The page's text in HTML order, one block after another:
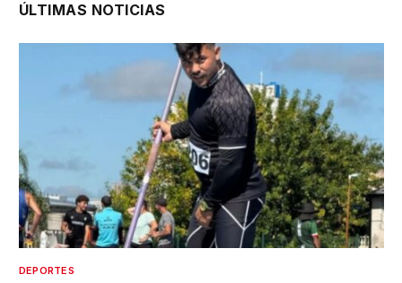
ÚLTIMAS NOTICIAS
DEPORTES